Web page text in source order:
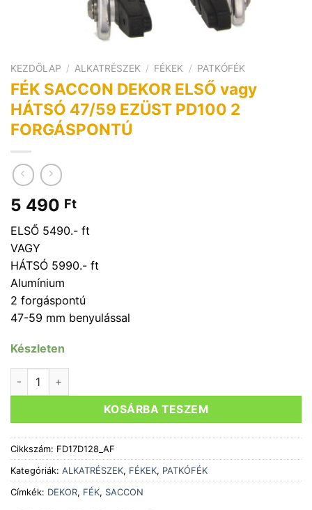
KEZDŐLAP / ALKATRÉSZEK / FÉKEK / PATKÓFÉK
FÉK SACCON DEKOR ELSŐ vagy
HÁTSÓ 47/59 EZÜST PD100 2
FORGÁSPONTÚ
5 490 Ft
ELSŐ 5490.- ft
VAGY
HÁTSÓ 5990.- ft
Alumínium
2 forgáspontú
47-59 mm benyulással
Készleten
KOSÁRBA TESZEM
Cikkszám: FD17D128_AF
Kategóriák: ALKATRÉSZEK, FÉKEK, PATKÓFÉK
Címkék: DEKOR, FÉK, SACCON